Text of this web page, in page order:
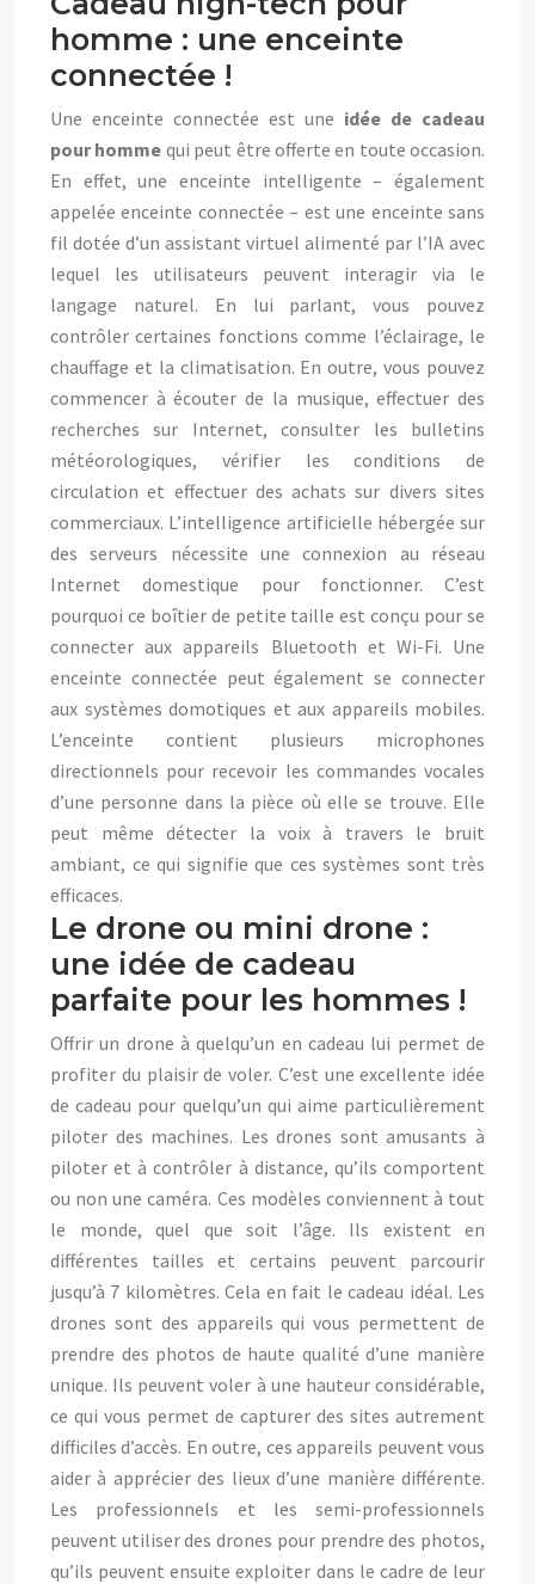
homme : une enceinte
connectée !
Une enceinte connectée est une idée de cadeau
pour homme qui peut être offerte en toute occasion.
En effet, une enceinte intelligente – également
appelée enceinte connectée – est une enceinte sans
fil dotée d’un assistant virtuel alimenté par l’IA avec
lequel les utilisateurs peuvent interagir via le
langage naturel. En lui parlant, vous pouvez
contrôler certaines fonctions comme l’éclairage, le
chauffage et la climatisation. En outre, vous pouvez
commencer à écouter de la musique, effectuer des
recherches sur Internet, consulter les bulletins
météorologiques, vérifier les conditions de
circulation et effectuer des achats sur divers sites
commerciaux. L’intelligence artificielle hébergée sur
des serveurs nécessite une connexion au réseau
Internet domestique pour fonctionner. C’est
pourquoi ce boîtier de petite taille est conçu pour se
connecter aux appareils Bluetooth et Wi-Fi. Une
enceinte connectée peut également se connecter
aux systèmes domotiques et aux appareils mobiles.
L’enceinte contient plusieurs microphones
directionnels pour recevoir les commandes vocales
d’une personne dans la pièce où elle se trouve. Elle
peut même détecter la voix à travers le bruit
ambiant, ce qui signifie que ces systèmes sont très
efficaces.
Le drone ou mini drone :
une idée de cadeau
parfaite pour les hommes !
Offrir un drone à quelqu’un en cadeau lui permet de
profiter du plaisir de voler. C’est une excellente idée
de cadeau pour quelqu’un qui aime particulièrement
piloter des machines. Les drones sont amusants à
piloter et à contrôler à distance, qu’ils comportent
ou non une caméra. Ces modèles conviennent à tout
le monde, quel que soit l’âge. Ils existent en
différentes tailles et certains peuvent parcourir
jusqu’à 7 kilomètres. Cela en fait le cadeau idéal. Les
drones sont des appareils qui vous permettent de
prendre des photos de haute qualité d’une manière
unique. Ils peuvent voler à une hauteur considérable,
ce qui vous permet de capturer des sites autrement
difficiles d’accès. En outre, ces appareils peuvent vous
aider à apprécier des lieux d’une manière différente.
Les professionnels et les semi-professionnels
peuvent utiliser des drones pour prendre des photos,
qu’ils peuvent ensuite exploiter dans le cadre de leur